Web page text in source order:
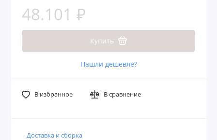
48.101 ₽
Купить
Нашли дешевле?
В избранное В сравнение
Доставка и сборка